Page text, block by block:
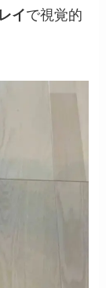
イで視覚的